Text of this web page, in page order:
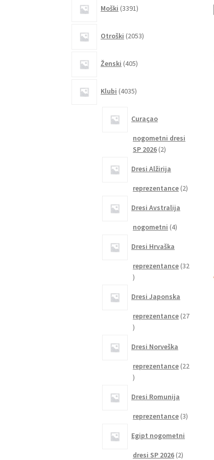
Moški 3391izdelkov
Otroški 2053izdelkov
Ženski 405izdelkov
Klubi 4035izdelkov
Curaçao
nogometni dresi
SP 2026 22
Dresi Alžirija
reprezentance 22
Dresi Avstralija
nogometni 44
Dresi Hrvaška
reprezentance 32
32
Dresi Japonska
reprezentance 27
27
Dresi Norveška
reprezentance 22
22
Dresi Romunija
reprezentance 33
Egipt nogometni
dresi SP 2026 22